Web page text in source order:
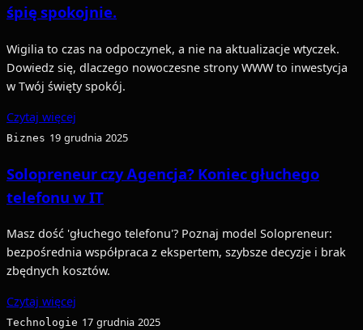
śpię spokojnie.
Wigilia to czas na odpoczynek, a nie na aktualizacje wtyczek.
Dowiedz się, dlaczego nowoczesne strony WWW to inwestycja
w Twój święty spokój.
Czytaj więcej
Biznes 19 grudnia 2025
Solopreneur czy Agencja? Koniec głuchego
telefonu w IT
Masz dość 'głuchego telefonu'? Poznaj model Solopreneur:
bezpośrednia współpraca z ekspertem, szybsze decyzje i brak
zbędnych kosztów.
Czytaj więcej
Technologie 17 grudnia 2025